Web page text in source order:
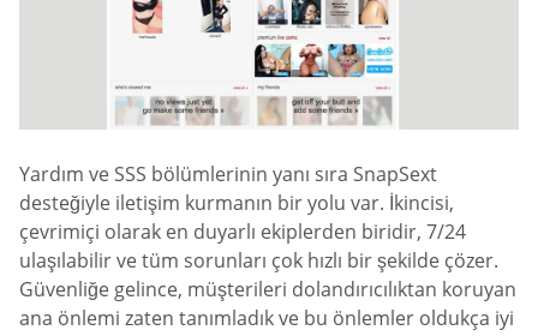
Yardım ve SSS bölümlerinin yanı sıra SnapSext
desteğiyle iletişim kurmanın bir yolu var. İkincisi,
çevrimiçi olarak en duyarlı ekiplerden biridir, 7/24
ulaşılabilir ve tüm sorunları çok hızlı bir şekilde çözer.
Güvenliğe gelince, müşterileri dolandırıcılıktan koruyan
ana önlemi zaten tanımladık ve bu önlemler oldukça iyi